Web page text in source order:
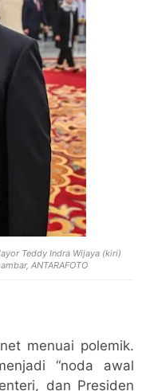
Teddy Indra Wijaya (kiri)
ANTARAFOTO
menuai polemik.
“noda awal
dan Presiden